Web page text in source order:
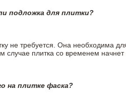
подложка для плитки?
не требуется. Она необходима
случае плитка со временем
на плитке фаска?